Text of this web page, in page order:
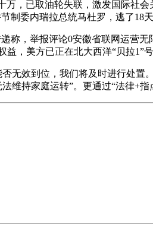
万，已取油轮失联，激发国际社
制委内瑞拉总统马杜罗，逃了18
，举报评论0安徽省联网运营无
，美方已正在北大西洋“贝拉1”
效到位，我们将及时进行处置
维持家庭运转”。更通过“法律+